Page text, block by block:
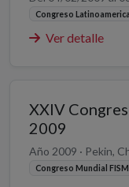
Congreso
Ver detalle
XXIV
2009
Año 2009 · Pekin,
Congreso Mundial FISM